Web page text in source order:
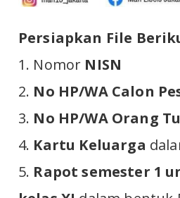
Persiapkan File
1. Nomor NISN
2. No HP/WA Calon
3. No HP/WA Orang
4. Kartu Keluarga
5. Rapot semester 1